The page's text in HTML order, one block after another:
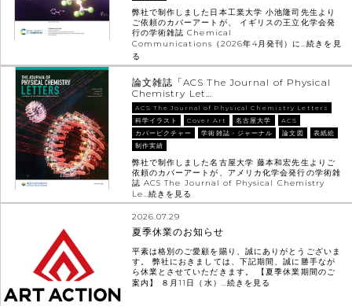
弊社で制作しました日本工業大学 小池隆司先生より
ご依頼のカバーアートが、 イギリスの王立化学会発
行の学術雑誌 Chemical
Communications（2026年4月発刊）に…続きを見
る
論文雑誌「ACS The Journal of Physical
Chemistry Let…
ACS The Journal of Physical Chemistry Letters
科学イラスト
Cover Art 名古屋大学
ACS
カバーピクチャー
学術雑誌・ジャーナル 論文図
表紙絵
制作実績
弊社で制作しました名古屋大学 藤本和宏先生よりご
依頼のカバーアートが、アメリカ化学会発行の学術雑
誌 ACS The Journal of Physical Chemistry
Le…続きを見る
2026.07.29
夏季休業のお知らせ
平素は格別のご愛顧を賜り、誠にありがとうございま
す。 弊社におきましては、下記期間、誠に勝手なが
ら休業とさせていただきます。 【夏季休業期間のご
案内】 ８月11日（水）… 続きを見る